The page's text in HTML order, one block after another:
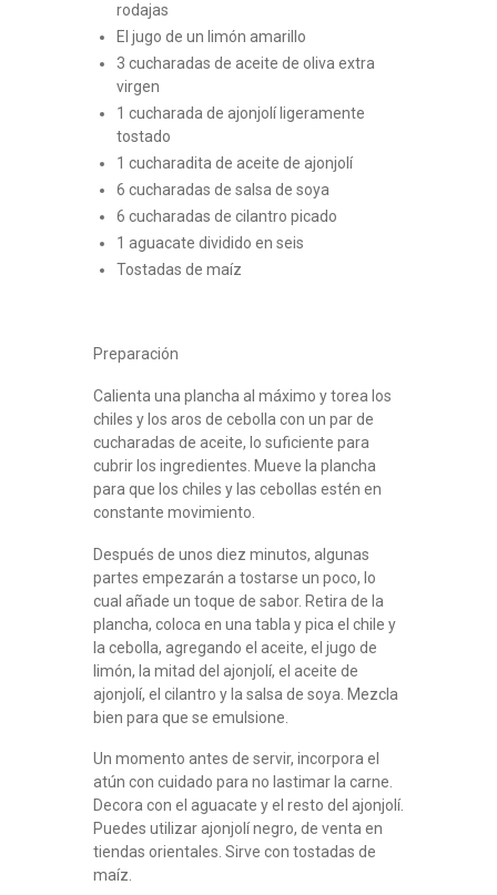
rodajas
El jugo de un limón amarillo
3 cucharadas de aceite de oliva extra
virgen
1 cucharada de ajonjolí ligeramente
tostado
1 cucharadita de aceite de ajonjolí
6 cucharadas de salsa de soya
6 cucharadas de cilantro picado
1 aguacate dividido en seis
Tostadas de maíz
Preparación
Calienta una plancha al máximo y torea los
chiles y los aros de cebolla con un par de
cucharadas de aceite, lo suficiente para
cubrir los ingredientes. Mueve la plancha
para que los chiles y las cebollas estén en
constante movimiento.
Después de unos diez minutos, algunas
partes empezarán a tostarse un poco, lo
cual añade un toque de sabor. Retira de la
plancha, coloca en una tabla y pica el chile y
la cebolla, agregando el aceite, el jugo de
limón, la mitad del ajonjolí, el aceite de
ajonjolí, el cilantro y la salsa de soya. Mezcla
bien para que se emulsione.
Un momento antes de servir, incorpora el
atún con cuidado para no lastimar la carne.
Decora con el aguacate y el resto del ajonjolí.
Puedes utilizar ajonjolí negro, de venta en
tiendas orientales. Sirve con tostadas de
maíz.